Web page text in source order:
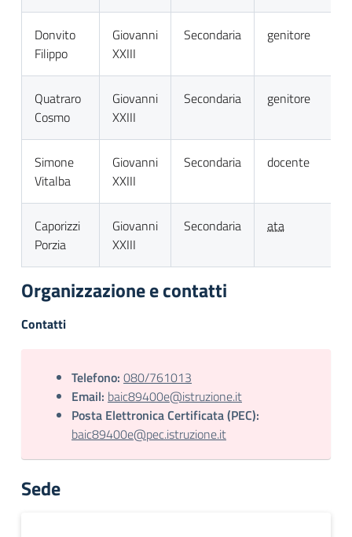
Donvito
Filippo
Giovanni
XXIII
Secondaria genitore
Quatraro
Cosmo
Giovanni
XXIII
Secondaria genitore
Simone
Vitalba
Giovanni
XXIII
Secondaria docente
Caporizzi
Porzia
Giovanni
XXIII
Secondaria ata
Organizzazione e contatti
Contatti
Telefono: 080/761013
Email: baic89400e@istruzione.it
Posta Elettronica Certificata (PEC):
baic89400e@pec.istruzione.it
Sede